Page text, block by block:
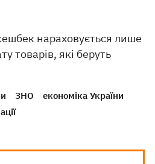
нараховується лише
товарів, які беруть
ЗНО
економіка України